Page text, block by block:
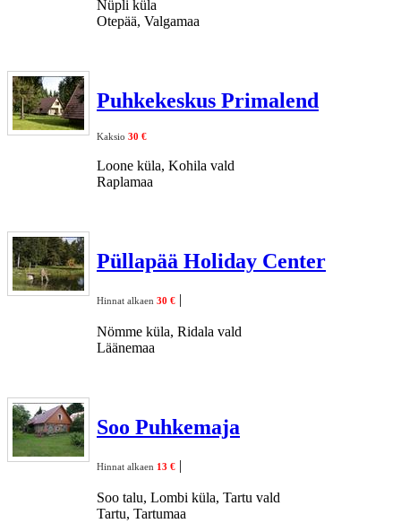
Nüpli küla
Otepää, Valgamaa
Puhkekeskus Primalend
Kaksio 30 €
Loone küla, Kohila vald
Raplamaa
Püllapää Holiday Center
Hinnat alkaen 30 € |
Nömme küla, Ridala vald
Läänemaa
Soo Puhkemaja
Hinnat alkaen 13 € |
Soo talu, Lombi küla, Tartu vald
Tartu, Tartumaa